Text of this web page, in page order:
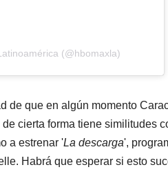
(@hbomaxla)
de que en algún momento
cierta forma tiene similitudes
a estrenar 'La descarga',
Habrá que esperar si esto